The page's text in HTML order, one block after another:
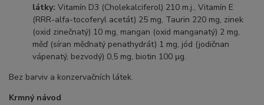
látky: Vitamín D3 (Cholekalciferol) 210 m.j., Vitamín E
(RRR-alfa-tocoferyl acetát) 25 mg, Taurin 220 mg, zinek
(oxid zinečnatý) 10 mg, mangan (oxid manganatý) 2 mg,
měď (síran měďnatý penathydrát) 1 mg, jód (jodičnan
vápenatý, bezvodý) 0,5 mg, biotin 100 μg.
Bez barviv a konzervačních látek.
Krmný návod